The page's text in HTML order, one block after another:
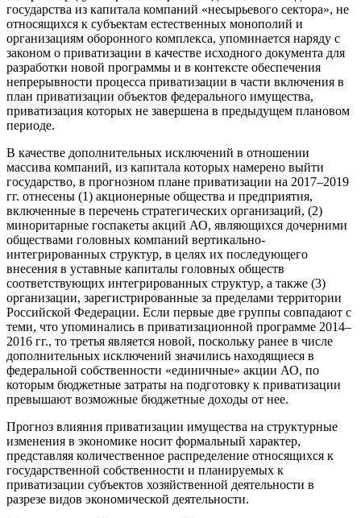
государства из капитала компаний «несырьевого сектора», не
относящихся к субъектам естественных монополий и
организациям оборонного комплекса, упоминается наряду с
законом о приватизации в качестве исходного документа для
разработки новой программы и в контексте обеспечения
непрерывности процесса приватизации в части включения в
план приватизации объектов федерального имущества,
приватизация которых не завершена в предыдущем плановом
периоде.
В качестве дополнительных исключений в отношении
массива компаний, из капитала которых намерено выйти
государство, в прогнозном плане приватизации на 2017–2019
гг. отнесены (1) акционерные общества и предприятия,
включенные в перечень стратегических организаций, (2)
миноритарные госпакеты акций АО, являющихся дочерними
обществами головных компаний вертикально-
интегрированных структур, в целях их последующего
внесения в уставные капиталы головных обществ
соответствующих интегрированных структур, а также (3)
организации, зарегистрированные за пределами территории
Российской Федерации. Если первые две группы совпадают с
теми, что упоминались в приватизационной программе 2014–
2016 гг., то третья является новой, поскольку ранее в числе
дополнительных исключений значились находящиеся в
федеральной собственности «единичные» акции АО, по
которым бюджетные затраты на подготовку к приватизации
превышают возможные бюджетные доходы от нее.
Прогноз влияния приватизации имущества на структурные
изменения в экономике носит формальный характер,
представляя количественное распределение относящихся к
государственной собственности и планируемых к
приватизации субъектов хозяйственной деятельности в
разрезе видов экономической деятельности.